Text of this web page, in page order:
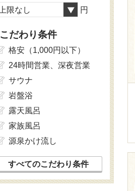
上限なし 円
こだわり条件
格安（1,000円以下）
24時間営業、深夜営業
サウナ
岩盤浴
露天風呂
家族風呂
源泉かけ流し
すべてのこだわり条件